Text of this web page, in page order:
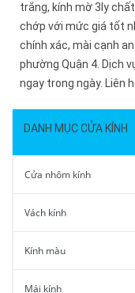
trắng, kính mờ 3ly
chớp với mức giá tốt
chính xác, mài cạnh
phường Quận 4. Dịch
ngay trong ngày. Liên
DANH MỤC CỬA KÍNH
Cửa nhôm kính
Vách kính
Kính màu
Mái kính